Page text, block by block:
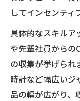
してインセンティ
具体的なスキルア
や先輩社員からの
の収集が挙げられ
時計など幅広いジ
品の幅が広がり、